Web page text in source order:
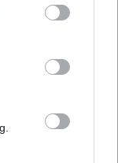
may click to
party tags to
below Google